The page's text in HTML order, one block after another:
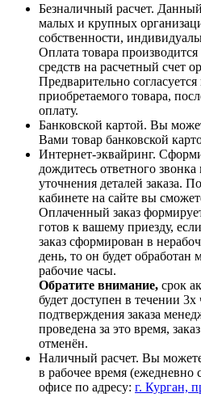
Безналичный расчет.
малых и крупных
собственности,
Оплата товара
средств на расчетный счет
Предварительно
приобретаемого товара,
оплату.
Банковской картой. Вы
Вами товар банковской
Интернет-эквайринг.
дождитесь ответного
уточнения деталей заказа.
кабинете на сайте вы
Оплаченный заказ
готов к вашему приезду,
заказ сформирован в
день, то он будет
рабочие часы.
Обратите внимание, срок
будет доступен в течении 3х
подтверждения заказа
проведена за это время,
отменён.
Наличный расчет. Вы
в рабочее время
офисе по адресу: г. Курган,